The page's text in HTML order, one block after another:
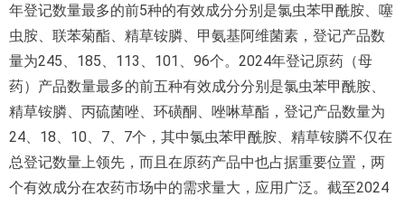
年登记数量最多的前5种的有效成分分别是氯虫苯甲酰胺、噻
虫胺、联苯菊酯、精草铵膦、甲氨基阿维菌素，登记产品数
量为245、185、113、101、96个。2024年登记原药（母
药）产品数量最多的前五种有效成分分别是氯虫苯甲酰胺、
精草铵膦、丙硫菌唑、环磺酮、唑啉草酯，登记产品数量为
24、18、10、7、7个，其中氯虫苯甲酰胺、精草铵膦不仅在
总登记数量上领先，而且在原药产品中也占据重要位置，两
个有效成分在农药市场中的需求量大，应用广泛。截至2024